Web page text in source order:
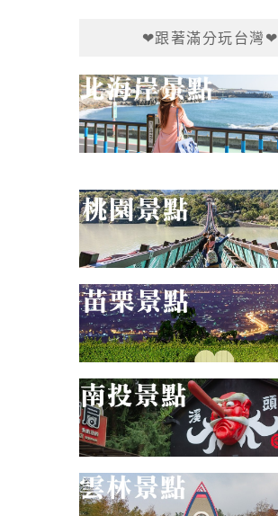
❤跟著滿分玩台灣❤